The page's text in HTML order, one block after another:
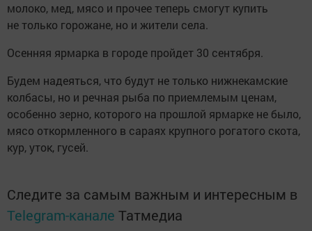
молоко, мед, мясо и прочее теперь смогут купить
не только горожане, но и жители села.
Осенняя ярмарка в городе пройдет 30 сентября.
Будем надеяться, что будут не только нижнекамские
колбасы, но и речная рыба по приемлемым ценам,
особенно зерно, которого на прошлой ярмарке не было,
мясо откормленного в сараях крупного рогатого скота,
кур, уток, гусей.
Следите за самым важным и интересным в
Telegram-канале Татмедиа